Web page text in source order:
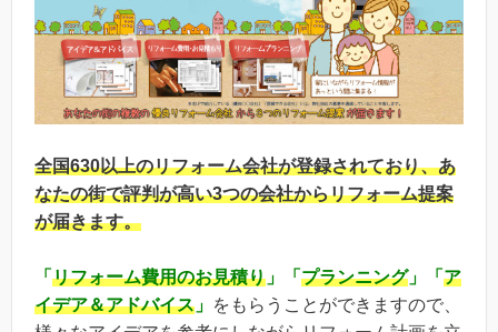
全国630以上のリフォーム会社が登録されており、あ
なたの街で評判が高い3つの会社からリフォーム提案
が届きます。
「 リフォーム費用のお見積り 」「 プランニング」「 ア
イデア＆アドバイス 」 をもらうことができますので、